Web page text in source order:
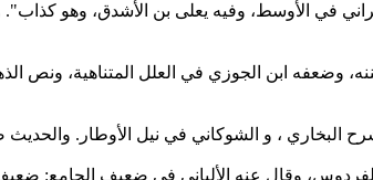
في الأوسط، وفيه يعلى بن الأشدق، ‏وهو
وضعفه ابن الجوزي في العلل ‏المتناهية، ونص